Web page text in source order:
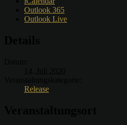
Outlook 365
Outlook Live
Release